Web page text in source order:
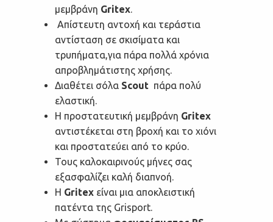
μεμβράνη Gritex.
Απίστευτη αντοχή και τεράστια
αντίσταση σε σκισίματα και
τρυπήματα,για πάρα πολλά χρόνια
απροβλημάτιστης χρήσης.
Διαθέτει σόλα Scout πάρα πολύ
ελαστική.
Η προστατευτική μεμβράνη Gritex
αντιστέκεται στη βροχή και το χιόνι
και προστατεύει από το κρύο.
Τους καλοκαιρινούς μήνες σας
εξασφαλίζει καλή διαπνοή.
Η Gritex είναι μια αποκλειστική
πατέντα της Grisport.